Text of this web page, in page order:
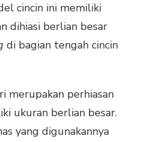
cincin ini memiliki
dihiasi berlian besar
di bagian tengah cincin
merupakan perhiasan
ukuran berlian besar.
yang digunakannya